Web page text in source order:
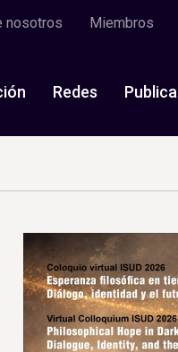
nosotros Miembros
Redes